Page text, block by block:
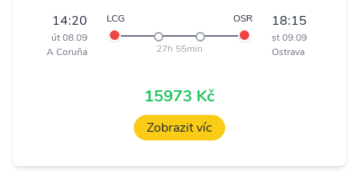
14:20
út 08.09
A Coruña
LCG OSR
27h 55min
18:15
st 09.09
Ostrava
15973 Kč
Zobrazit víc